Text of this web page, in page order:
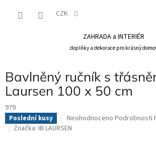
CZK
ZAHRADA a INTERIÉR
doplňky a dekorace pro krásný
Bavlněný ručník s
Laursen 100 x 50 cm
979
Poslední kusy
Průměrné
hodnocení
Neohodnoceno Podrobnosti
Značka: IB LAURSEN